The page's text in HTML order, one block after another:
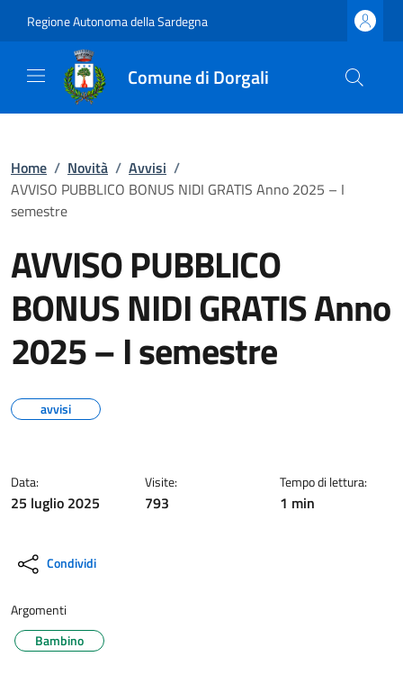
Regione Autonoma della Sardegna
Comune di Dorgali
Home / Novità / Avvisi /
AVVISO PUBBLICO BONUS NIDI GRATIS Anno 2025 – I
semestre
AVVISO PUBBLICO
BONUS NIDI GRATIS Anno
2025 – I semestre
avvisi
Data:
25 luglio 2025
Visite:
793
Tempo di lettura:
1 min
Condividi
Argomenti
Bambino